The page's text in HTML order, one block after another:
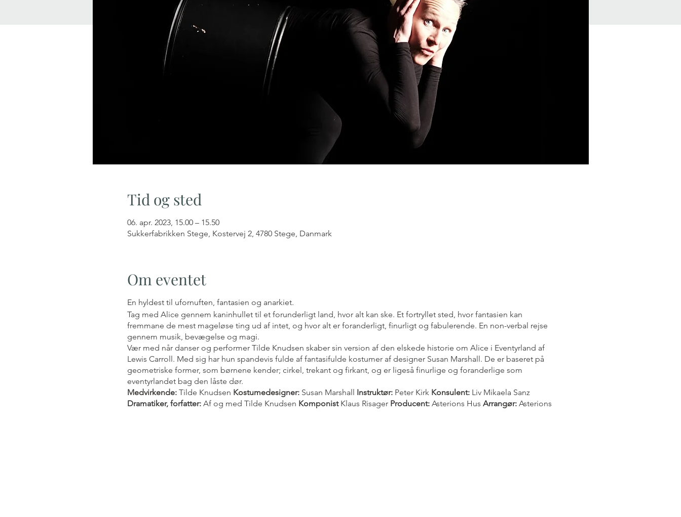
Tid og sted
06. apr. 2023, 15.00 – 15.50
Sukkerfabrikken Stege, Kostervej 2, 4780 Stege, Danmark
Om eventet
En hyldest til ufornuften, fantasien og anarkiet.
Tag med Alice gennem kaninhullet til et forunderligt land, hvor alt kan ske. Et fortryllet sted, hvor fantasien kan
fremmane de mest mageløse ting ud af intet, og hvor alt er foranderligt, finurligt og fabulerende. En non-verbal rejse
gennem musik, bevægelse og magi.
Vær med når danser og performer Tilde Knudsen skaber sin version af den elskede historie om Alice i Eventyrland af
Lewis Carroll. Med sig har hun spandevis fulde af fantasifulde kostumer af designer Susan Marshall. De er baseret på
geometriske former, som børnene kender; cirkel, trekant og firkant, og er ligeså finurlige og foranderlige som
eventyrlandet bag den låste dør.
Medvirkende:Tilde Knudsen Kostumedesigner:Susan Marshall Instruktør:Peter Kirk Konsulent:Liv Mikaela Sanz
Dramatiker, forfatter:Af og med Tilde Knudsen KomponistKlaus Risager Producent:Asterions Hus Arrangør:Asterions